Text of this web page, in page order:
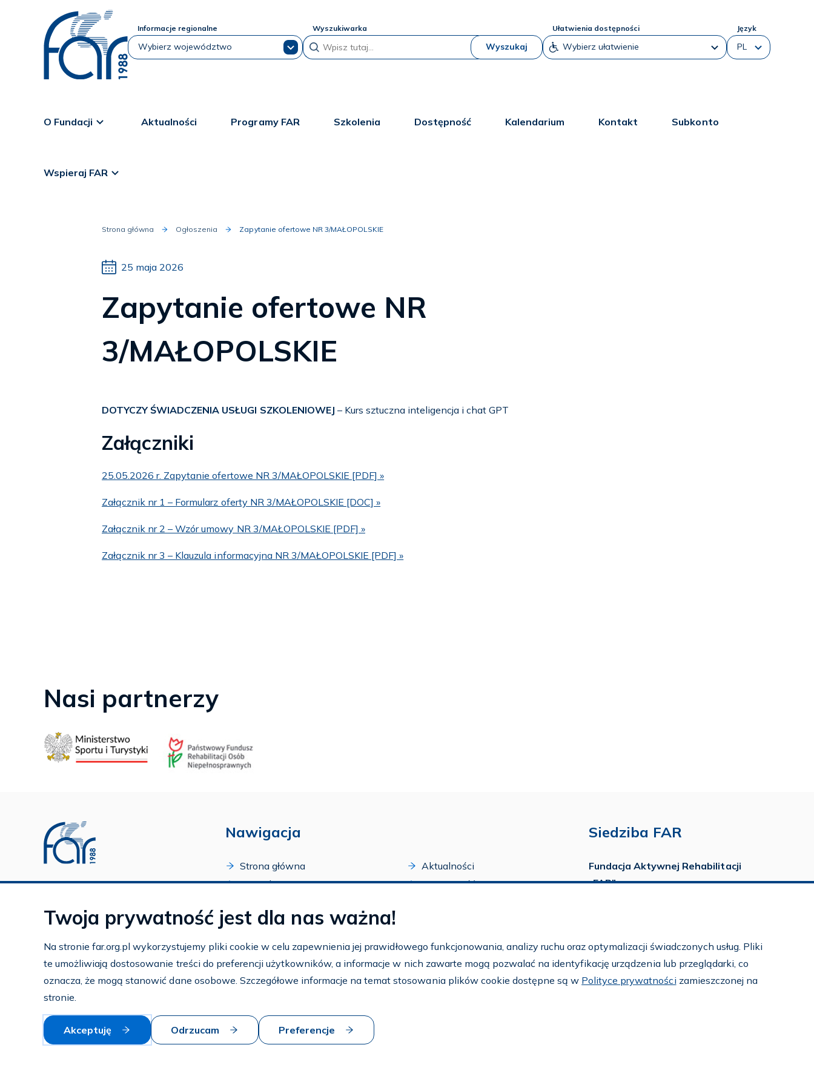
Informacje regionalne Wyszukiwarka
Wyszukaj
Ułatwienia dostępności Język
O Fundacji Aktualności Programy FAR Szkolenia Dostępność Kalendarium Kontakt Subkonto
Wspieraj FAR
Strona główna Ogłoszenia Zapytanie ofertowe NR 3/MAŁOPOLSKIE
25 maja 2026
Zapytanie ofertowe NR
3/MAŁOPOLSKIE
DOTYCZY ŚWIADCZENIA USŁUGI SZKOLENIOWEJ – Kurs sztuczna inteligencja i chat GPT
Załączniki
25.05.2026 r. Zapytanie ofertowe NR 3/MAŁOPOLSKIE [PDF] »
Załącznik nr 1 – Formularz oferty NR 3/MAŁOPOLSKIE [DOC] »
Załącznik nr 2 – Wzór umowy NR 3/MAŁOPOLSKIE [PDF] »
Załącznik nr 3 – Klauzula informacyjna NR 3/MAŁOPOLSKIE [PDF] »
Nasi partnerzy
Profil FAR w serwisie Youtube
Profil FAR w serwisie Instagram
Nawigacja
Strona główna
O Fundacji
Zakończone programy
Kontakt
Subkonto
Aktualności
Dostępność
Siedziba FAR
Fundacja Aktywnej Rehabilitacji
„FAR”
tel./fax:22 651 88 02
tel.:22 651 88 03
tel.:22 858 26 39
Twoja prywatność jest dla nas ważna!
Na stronie far.org.pl wykorzystujemy pliki cookie w celu zapewnienia jej prawidłowego funkcjonowania, analizy ruchu oraz optymalizacji świadczonych usług. Pliki
te umożliwiają dostosowanie treści do preferencji użytkowników, a informacje w nich zawarte mogą pozwalać na identyfikację urządzenia lub przeglądarki, co
oznacza, że mogą stanowić dane osobowe. Szczegółowe informacje na temat stosowania plików cookie dostępne są w Polityce prywatności zamieszczonej na
stronie.
Akceptuję Odrzucam Preferencje